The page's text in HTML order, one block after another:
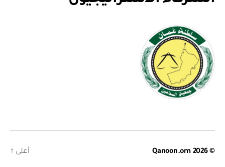
© 2026
Qanoon.om أعلى ↑